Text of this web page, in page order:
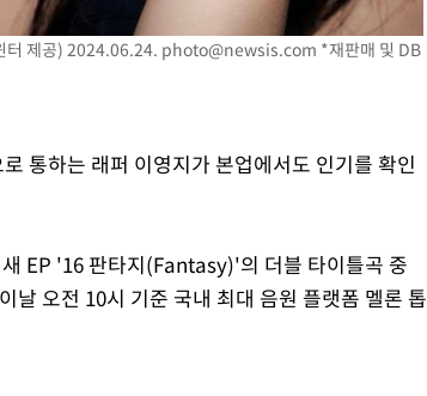
터 제공) 2024.06.24. photo@newsis.com *재판매 및 DB
통하는 래퍼 이영지가 본업에서도 인기를 확인
EP '16 판타지(Fantasy)'의 더블 타이틀곡 중
오전 10시 기준 국내 최대 음원 플랫폼 멜론 톱